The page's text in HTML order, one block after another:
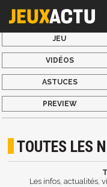
JEU
VIDÉOS
ASTUCES
PREVIEW
TOUTES LES
Les infos, actualités,